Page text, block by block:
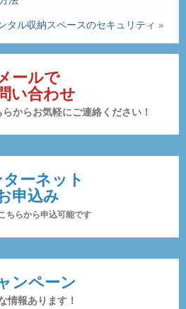
ールで
い合わせ
からお気軽にご連絡ください！
ーネット
申込み
ちらから申込可能です
ンペーン
情報あります！
タル収納スペースのセキュリティ »